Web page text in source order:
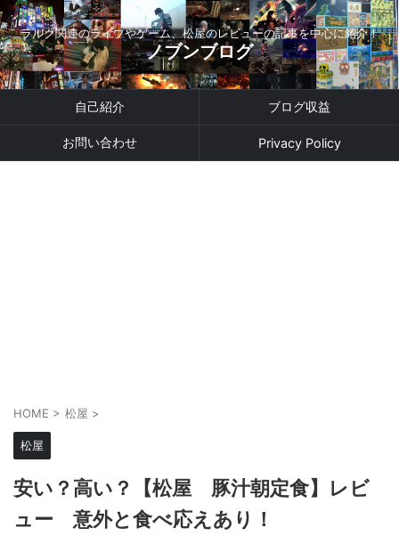
ラルク関連のライブやゲーム、松屋のレビューの記事を中心に紹介！
ノブンブログ
自己紹介 ブログ収益
お問い合わせ Privacy Policy
HOME > 松屋 >
松屋
安い？高い？【松屋 豚汁朝定食】レビ
ュー 意外と食べ応えあり！